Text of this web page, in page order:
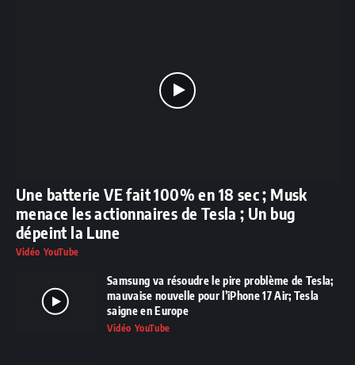
Une batterie VE fait 100% en 18 sec ; Musk
menace les actionnaires de Tesla ; Un bug
dépeint la Lune
Vidéo YouTube
Samsung va résoudre le pire problème de Tesla;
mauvaise nouvelle pour l’iPhone 17 Air; Tesla
saigne en Europe
Vidéo YouTube